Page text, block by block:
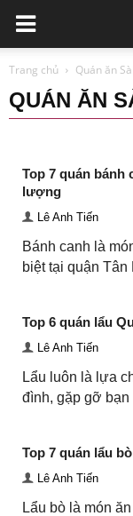
Trang chủ Quán ăn
QUÁN ĂN
Phòng Khám Thú Y
Xây dựng
Top 7 quán bánh
lượng
Lê Anh Tiến
Bánh canh là
biệt tại quận
Top 6 quán lẩu
Lê Anh Tiến
Lẩu luôn là lựa
đình, gặp gỡ
Top 7 quán lẩu
Lê Anh Tiến
Lẩu bò là món